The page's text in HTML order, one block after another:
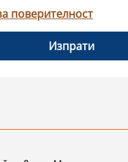
поверителност
Изпрати